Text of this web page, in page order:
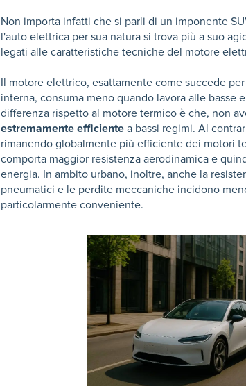
Non importa infatti che si parli di un imponente
l'auto elettrica per sua natura si trova più a suo
legati alle caratteristiche tecniche del motore
Il motore elettrico, esattamente come succede
interna, consuma meno quando lavora alle basse
differenza rispetto al motore termico è che, non
estremamente efficiente a bassi regimi. Al
rimanendo globalmente più efficiente dei motori
comporta maggior resistenza aerodinamica e
energia. In ambito urbano, inoltre, anche la
pneumatici e le perdite meccaniche incidono
particolarmente conveniente.